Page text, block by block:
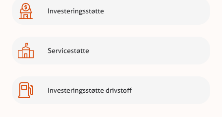
Investeringsstøtte
Servicestøtte
Investeringsstøtte drivstoff